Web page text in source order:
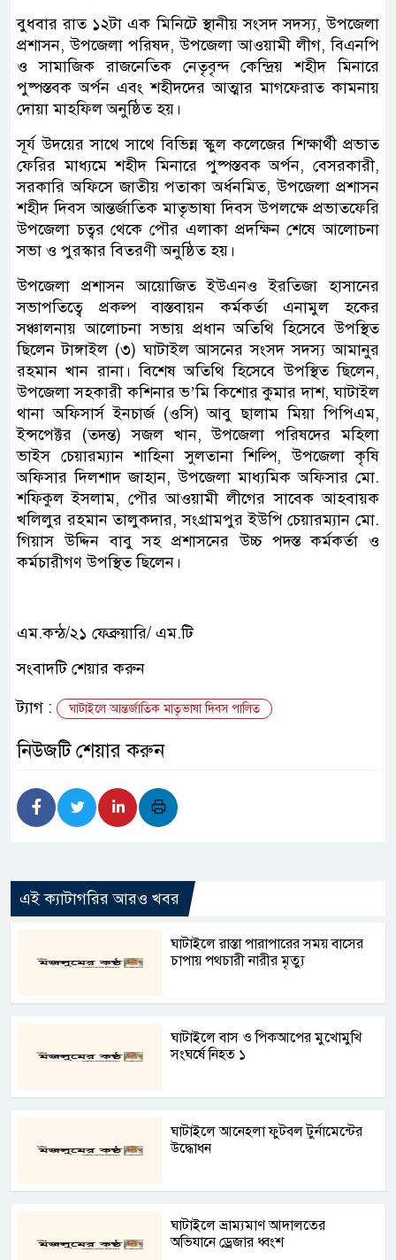
বুধবার রাত ১২টা এক মিনিটে স্থানীয় সংসদ সদস্য, উপজেলা
প্রশাসন, উপজেলা পরিষদ, উপজেলা আওয়ামী লীগ, বিএনপি
ও সামাজিক রাজনেতিক নেতৃবৃন্দ কেন্দ্রিয় শহীদ মিনারে
পুষ্পস্তবক অর্পন এবং শহীদদের আত্মার মাগফেরাত কামনায়
দোয়া মাহফিল অনুষ্ঠিত হয়।
সূর্য উদয়ের সাথে সাথে বিভিন্ন স্কুল কলেজের শিক্ষার্থী প্রভাত
ফেরির মাধ্যমে শহীদ মিনারে পুষ্পস্তবক অর্পন, বেসরকারী,
সরকারি অফিসে জাতীয় পতাকা অর্ধনমিত, উপজেলা প্রশাসন
শহীদ দিবস আন্তর্জাতিক মাতৃভাষা দিবস উপলক্ষে প্রভাতফেরি
উপজেলা চত্বর থেকে পৌর এলাকা প্রদক্ষিন শেষে আলোচনা
সভা ও পুরস্কার বিতরণী অনুষ্ঠিত হয়।
উপজেলা প্রশাসন আয়োজিত ইউএনও ইরতিজা হাসানের
সভাপতিত্বে প্রকল্প বাস্তবায়ন কর্মকর্তা এনামুল হকের
সঞ্চালনায় আলোচনা সভায় প্রধান অতিথি হিসেবে উপস্থিত
ছিলেন টাঙ্গাইল (৩) ঘাটাইল আসনের সংসদ সদস্য আমানুর
রহমান খান রানা। বিশেষ অতিথি হিসেবে উপস্থিত ছিলেন,
উপজেলা সহকারী কশিনার ভ’মি কিশোর কুমার দাশ, ঘাটাইল
থানা অফিসার্স ইনচার্জ (ওসি) আবু ছালাম মিয়া পিপিএম,
ইন্সপেক্টর (তদন্ত) সজল খান, উপজেলা পরিষদের মহিলা
ভাইস চেয়ারম্যান শাহিনা সুলতানা শিল্পি, উপজেলা কৃষি
অফিসার দিলশাদ জাহান, উপজেলা মাধ্যমিক অফিসার মো.
শফিকুল ইসলাম, পৌর আওয়ামী লীগের সাবেক আহবায়ক
খলিলুর রহমান তালুকদার, সংগ্রামপুর ইউপি চেয়ারম্যান মো.
গিয়াস উদ্দিন বাবু সহ প্রশাসনের উচ্চ পদস্ত কর্মকর্তা ও
কর্মচারীগণ উপস্থিত ছিলেন।
এম.কন্ঠ/২১ ফেব্রুয়ারি/ এম.টি
সংবাদটি শেয়ার করুন
ট্যাগ :
ঘাটাইলে আন্তর্জাতিক মাতৃভাষা দিবস পালিত
নিউজটি শেয়ার করুন
এই ক্যাটাগরির আরও খবর
ঘাটাইলে রাস্তা পারাপারের সময় বাসের
চাপায় পথচারী নারীর মৃত্যু
ঘাটাইলে বাস ও পিকআপের মুখোমুখি
সংঘর্ষে নিহত ১
ঘাটাইলে আনেহলা ফুটবল টুর্নামেন্টের
উদ্ধোধন
ঘাটাইলে ভ্রাম্যমাণ আদালতের
অভিযানে ড্রেজার ধ্বংশ